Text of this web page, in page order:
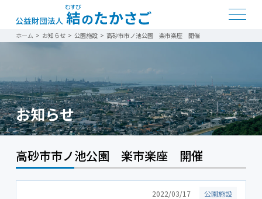
ホーム > お知らせ> 公園施設> 高砂市市ノ池公園 楽市楽座 開催
お知らせ
高砂市市ノ池公園 楽市楽座 開催
2022/03/17 公園施設